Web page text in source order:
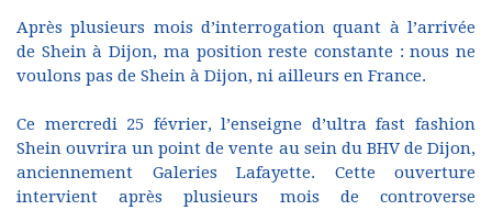
Après plusieurs mois d’interrogation quant à l’arrivée
de Shein à Dijon, ma position reste constante : nous ne
voulons pas de Shein à Dijon, ni ailleurs en France.
Ce mercredi 25 février, l’enseigne d’ultra fast fashion
Shein ouvrira un point de vente au sein du BHV de Dijon,
anciennement Galeries Lafayette. Cette ouverture
intervient après plusieurs mois de controverse